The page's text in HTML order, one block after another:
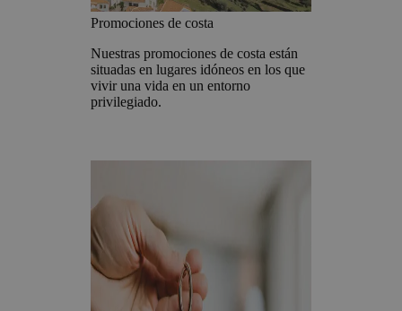
Promociones de costa
Nuestras promociones de costa están
situadas en lugares idóneos en los que
vivir una vida en un entorno
privilegiado.